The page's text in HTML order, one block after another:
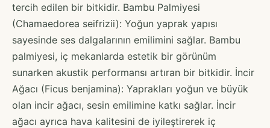
tercih edilen bir bitkidir. Bambu Palmiyesi
(Chamaedorea seifrizii): Yoğun yaprak yapısı
sayesinde ses dalgalarının emilimini sağlar. Bambu
palmiyesi, iç mekanlarda estetik bir görünüm
sunarken akustik performansı artıran bir bitkidir. İncir
Ağacı (Ficus benjamina): Yaprakları yoğun ve büyük
olan incir ağacı, sesin emilimine katkı sağlar. İncir
ağacı ayrıca hava kalitesini de iyileştirerek iç